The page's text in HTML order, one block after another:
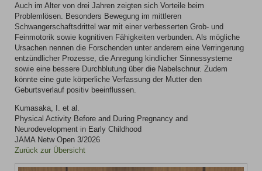
Auch im Alter von drei Jahren zeigten sich Vorteile beim
Problemlösen. Besonders Bewegung im mittleren
Schwangerschaftsdrittel war mit einer verbesserten Grob- und
Feinmotorik sowie kognitiven Fähigkeiten verbunden. Als mögliche
Ursachen nennen die Forschenden unter anderem eine Verringerung
entzündlicher Prozesse, die Anregung kindlicher Sinnessysteme
sowie eine bessere Durchblutung über die Nabelschnur. Zudem
könnte eine gute körperliche Verfassung der Mutter den
Geburtsverlauf positiv beeinflussen.
Kumasaka, I. et al.
Physical Activity Before and During Pregnancy and
Neurodevelopment in Early Childhood
JAMA Netw Open 3/2026
Zurück zur Übersicht